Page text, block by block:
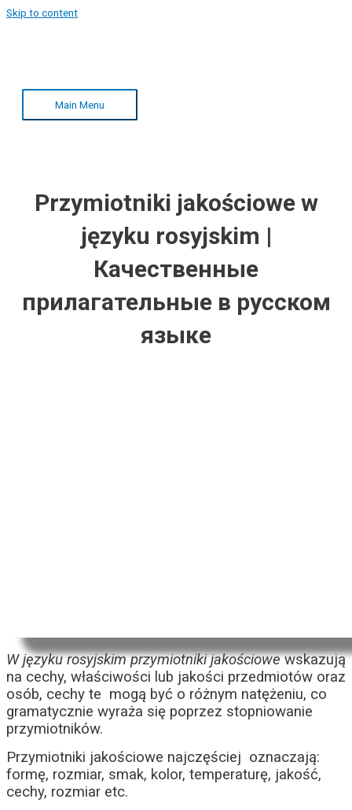
Skip to content
Main Menu
Przymiotniki jakościowe w
języku rosyjskim |
Качественные
прилагательные в русском
языке
W języku rosyjskim przymiotniki jakościowewskazują
na cechy, właściwości lub jakości przedmiotów oraz
osób, cechy te mogą być o różnym natężeniu, co
gramatycznie wyraża się poprzez stopniowanie
przymiotników.
Przymiotniki jakościowe najczęściej oznaczają:
formę, rozmiar, smak, kolor, temperaturę, jakość,
cechy, rozmiar etc.